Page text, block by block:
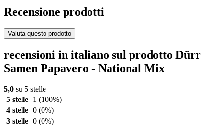
Recensione prodotti
Valuta questo prodotto
recensioni in italiano sul prodotto Dürr
Samen Papavero - National Mix
5,0 su 5 stelle
5 stelle
1 (100%)
4 stelle 0 (0%)
3 stelle 0 (0%)